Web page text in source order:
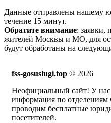
Данные отправлены нашему
течение 15 минут.
Обратите внимание: заявки,
жителей Москвы и МО, для
будут обработаны на
fss-gosuslugi.top © 2026
Неофициальный сайт! У нас
информация по
проводим бесплатные
посетителей.